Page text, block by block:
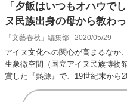
「夕飯はいつもオハウで
ヌ民族出身の母から教わ
「文藝春秋」編集部 2020/05/29
アイヌ文化への関心が高まるなか
生象徴空間（国立アイヌ民族博物
賞した『熱源』で、19世紀末から
たアイヌの人…